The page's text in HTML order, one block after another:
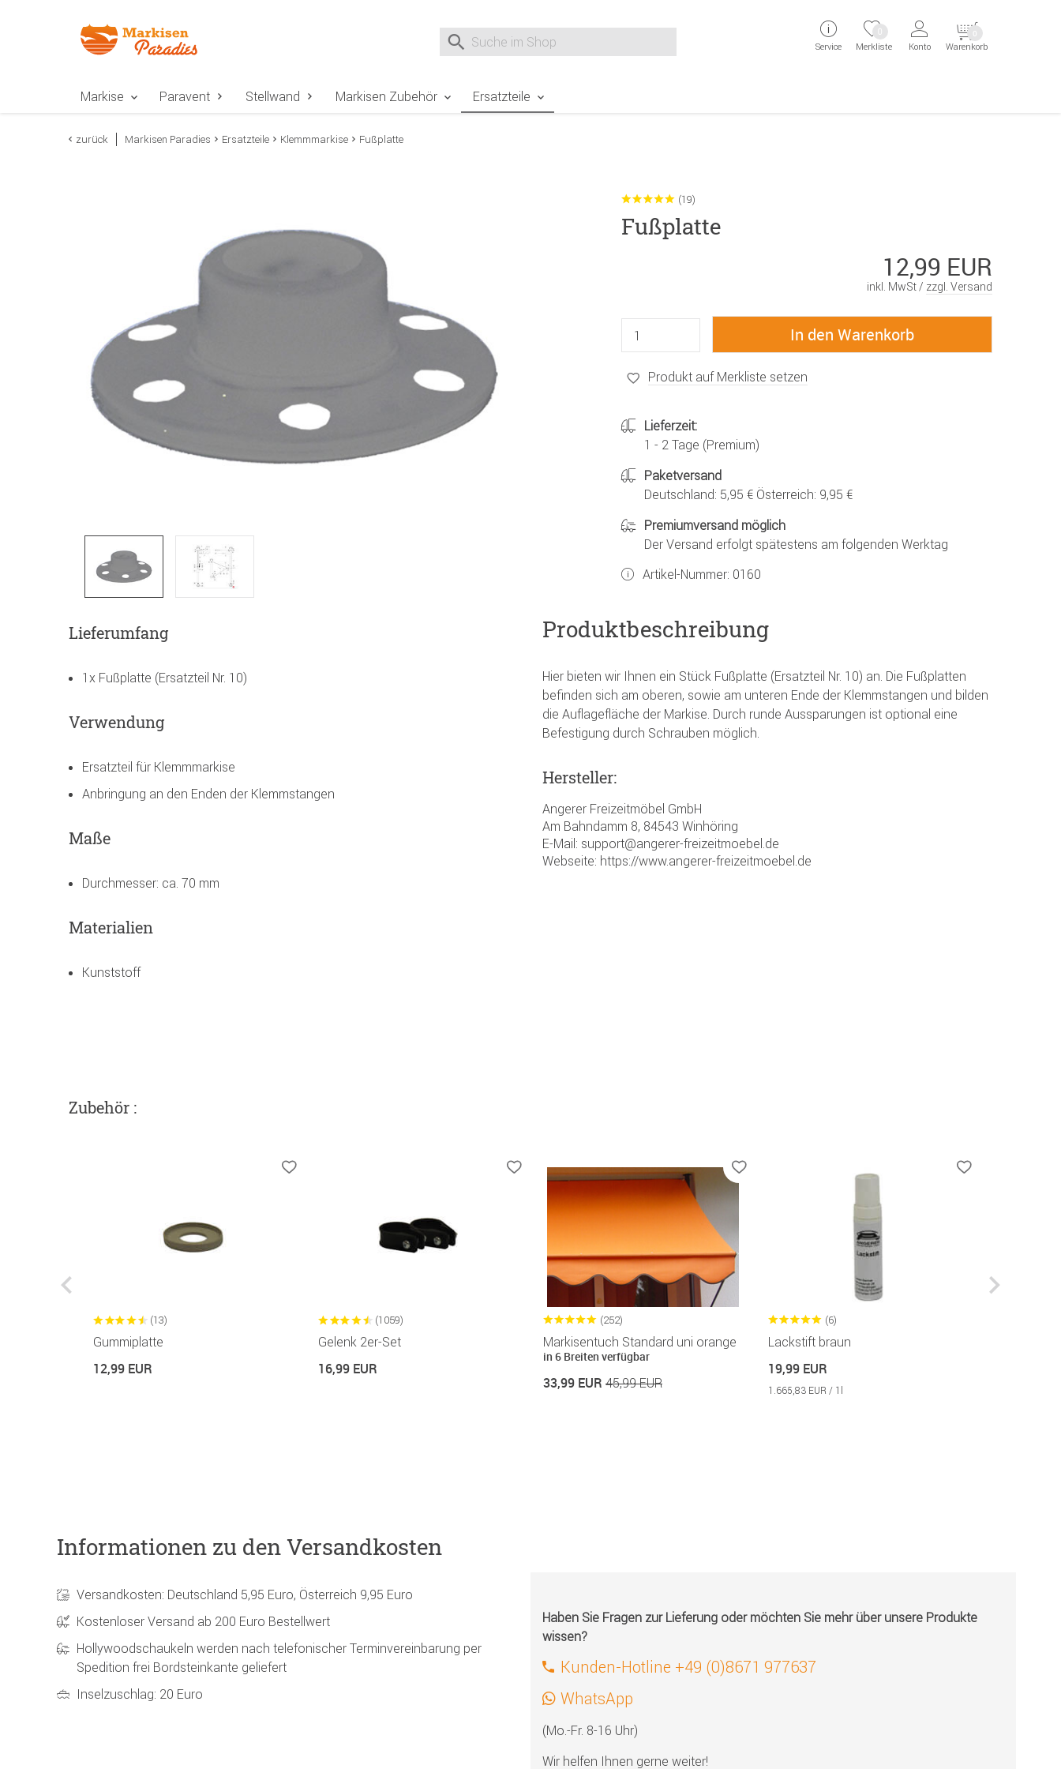
Suche nach
Service Merkliste
0
Konto Warenkorb
0
Markise Paravent Stellwand Markisen Zubehör Ersatzteile
zurück Markisen Paradies Ersatzteile Klemmmarkise Fußplatte
(19)
Fußplatte
12,99 EUR
inkl. MwSt / zzgl. Versand
Produkt auf Merkliste setzen
Lieferzeit:
1 - 2 Tage (Premium)
Paketversand
Deutschland: 5,95 € Österreich: 9,95 €
Premiumversand möglich
Der Versand erfolgt spätestens am folgenden Werktag
Artikel-Nummer: 0160
Lieferumfang
1x Fußplatte (Ersatzteil Nr. 10)
Verwendung
Ersatzteil für Klemmmarkise
Anbringung an den Enden der Klemmstangen
Maße
Durchmesser: ca. 70 mm
Materialien
Kunststoff
Produktbeschreibung
Hier bieten wir Ihnen ein Stück Fußplatte (Ersatzteil Nr. 10) an. Die Fußplatten
befinden sich am oberen, sowie am unteren Ende der Klemmstangen und bilden
die Auflagefläche der Markise. Durch runde Aussparungen ist optional eine
Befestigung durch Schrauben möglich.
Hersteller:
Angerer Freizeitmöbel GmbH
Am Bahndamm 8, 84543 Winhöring
E-Mail: support@angerer-freizeitmoebel.de
Webseite: https://www.angerer-freizeitmoebel.de
Zubehör :
(13)
Gummiplatte
12,99 EUR
(1059)
Gelenk 2er-Set
16,99 EUR
(252)
Markisentuch Standard uni orange
in 6 Breiten verfügbar
33,99 EUR 45,99 EUR
(6)
Lackstift braun
19,99 EUR
1.665,83 EUR / 1l
Informationen zu den Versandkosten
Versandkosten: Deutschland 5,95 Euro, Österreich 9,95 Euro
Kostenloser Versand ab 200 Euro Bestellwert
Hollywoodschaukeln werden nach telefonischer Terminvereinbarung per
Spedition frei Bordsteinkante geliefert
Inselzuschlag: 20 Euro
Haben Sie Fragen zur Lieferung oder möchten Sie mehr über unsere Produkte
wissen?
Kunden-Hotline +49 (0)8671 977637
WhatsApp
(Mo.-Fr. 8-16 Uhr)
Wir helfen Ihnen gerne weiter!